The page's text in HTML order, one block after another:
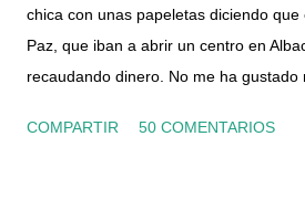
chica con unas papeletas diciendo
Paz, que iban a abrir un centro en
recaudando dinero. No me ha gustado
algo o no, ni conozco a nadie que le
COMPARTIR 50 COMENTARIOS